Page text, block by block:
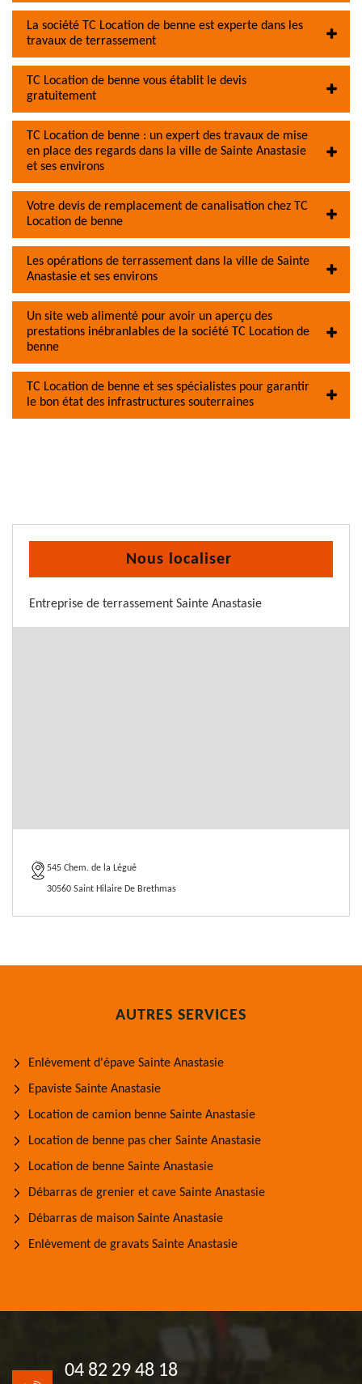
La société TC Location de benne est experte dans les
travaux de terrassement
TC Location de benne vous établit le devis
gratuitement
TC Location de benne : un expert des travaux de mise
en place des regards dans la ville de Sainte Anastasie
et ses environs
Votre devis de remplacement de canalisation chez TC
Location de benne
Les opérations de terrassement dans la ville de Sainte
Anastasie et ses environs
Un site web alimenté pour avoir un aperçu des
prestations inébranlables de la société TC Location de
benne
TC Location de benne et ses spécialistes pour garantir
le bon état des infrastructures souterraines
Nous localiser
Entreprise de terrassement Sainte Anastasie
545 Chem. de la Légué
30560 Saint Hilaire De Brethmas
AUTRES SERVICES
Enlèvement d'épave Sainte Anastasie
Epaviste Sainte Anastasie
Location de camion benne Sainte Anastasie
Location de benne pas cher Sainte Anastasie
Location de benne Sainte Anastasie
Débarras de grenier et cave Sainte Anastasie
Débarras de maison Sainte Anastasie
Enlèvement de gravats Sainte Anastasie
04 82 29 48 18